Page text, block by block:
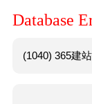
Database
(1040) 365建